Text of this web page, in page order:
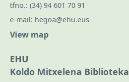
tfno.: (34) 94 601 70 91
e-mail: hegoa@ehu.eus
View map
EHU
Koldo Mitxelena Biblioteka